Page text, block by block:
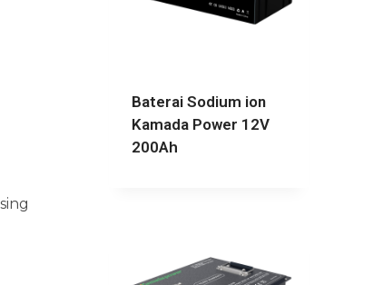
Baterai Sodium ion
Kamada Power 12V
200Ah